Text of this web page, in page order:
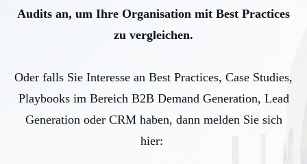
Audits an, um Ihre Organisation mit Best Practices
zu vergleichen.
Oder falls Sie Interesse an Best Practices, Case Studies,
Playbooks im Bereich B2B Demand Generation, Lead
Generation oder CRM haben, dann melden Sie sich
hier: